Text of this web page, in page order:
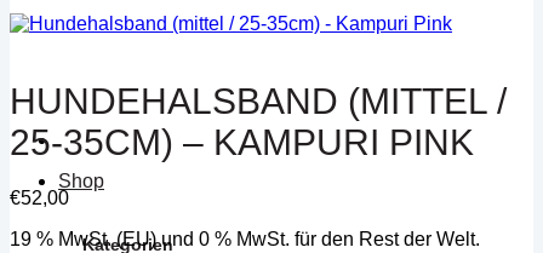
Shop
Kategorien
HUNDEHALSBAND (MITTEL /
25-35CM) – KAMPURI PINK
€52,00
19 % MwSt. (EU) und 0 % MwSt. für den Rest der Welt.